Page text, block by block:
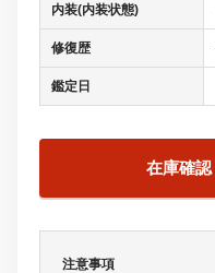
内装(内装状態)
修復歴
鑑定日
在庫確
注意事項